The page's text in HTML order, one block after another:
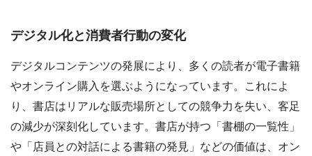
デジタル化と消費者行動の変化
デジタルコンテンツの発展により、多くの読者が電子書籍
やオンライン購入を選ぶようになっています。これによ
り、書店はリアルな販売場所としての競争力を失い、客足
の減少が深刻化しています。書店が持つ「書棚の一覧性」
や「店員との対話による書籍の発見」などの価値は、オン